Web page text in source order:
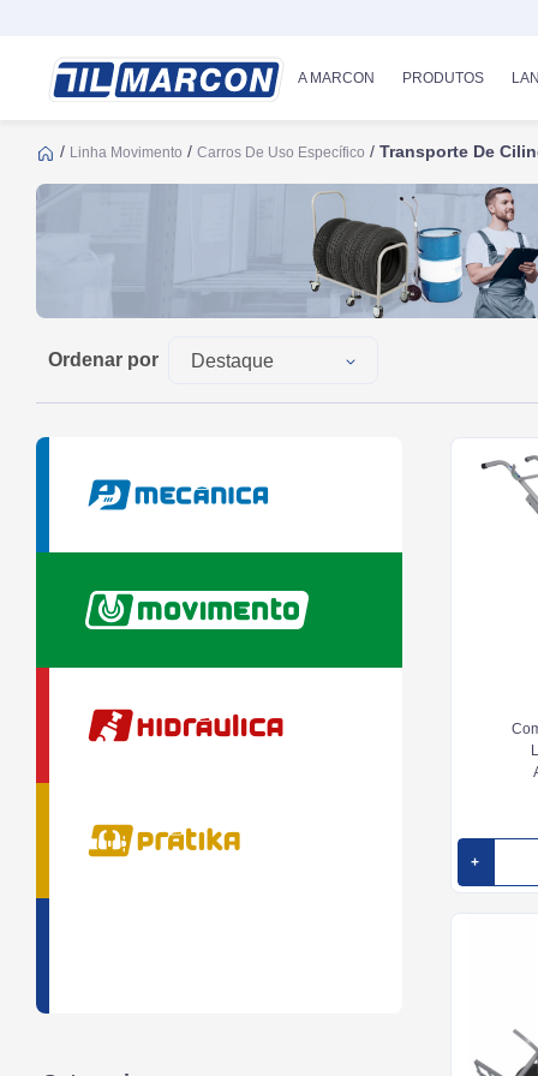
A MARCON PRODUTOS
/ Linha Movimento / Carros De Uso Específico / Transporte De
Ordenar por Destaque
Mais Recentes
+